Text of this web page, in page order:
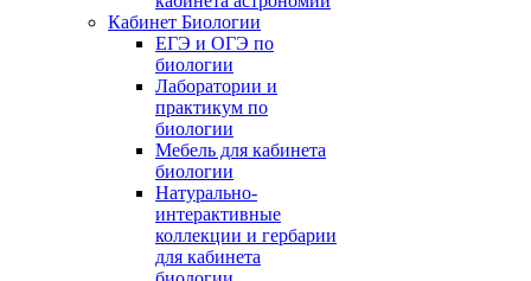
Кабинет Биологии
ЕГЭ и ОГЭ по
биологии
Лаборатории и
практикум по
биологии
Мебель для кабинета
биологии
Натурально-
интерактивные
коллекции и гербарии
для кабинета